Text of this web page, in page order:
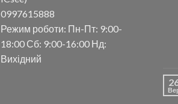
0997615888
Режим роботи: Пн-Пт: 9:00-
18:00 Сб: 9:00-16:00 Нд:
Вихідний